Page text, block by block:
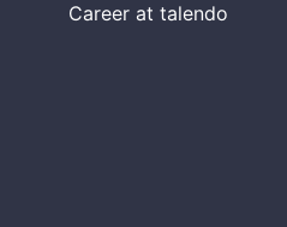
Career at talendo